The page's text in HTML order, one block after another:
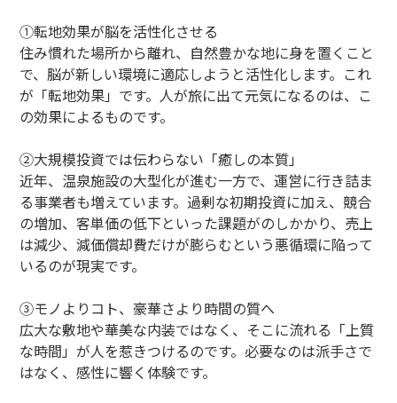
①転地効果が脳を活性化させる
住み慣れた場所から離れ、自然豊かな地に身を置くこと
で、脳が新しい環境に適応しようと活性化します。これ
が「転地効果」です。人が旅に出て元気になるのは、こ
の効果によるものです。
②大規模投資では伝わらない「癒しの本質」
近年、温泉施設の大型化が進む一方で、運営に行き詰ま
る事業者も増えています。過剰な初期投資に加え、競合
の増加、客単価の低下といった課題がのしかかり、売上
は減少、減価償却費だけが膨らむという悪循環に陥って
いるのが現実です。
③モノよりコト、豪華さより時間の質へ
広大な敷地や華美な内装ではなく、そこに流れる「上質
な時間」が人を惹きつけるのです。必要なのは派手さで
はなく、感性に響く体験です。